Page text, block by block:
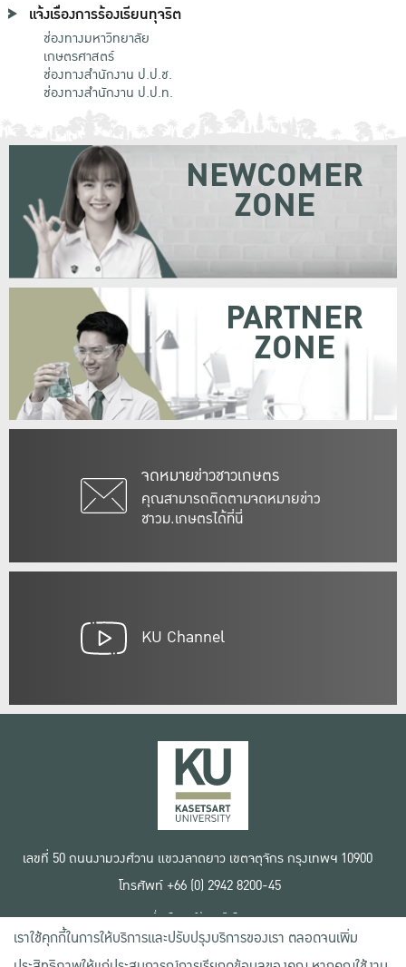
แจ้งเรื่องการร้องเรียนทุจริต
ช่องทางมหาวิทยาลัย
เกษตรศาสตร์
ช่องทางสำนักงาน ป.ป.ช.
ช่องทางสำนักงาน ป.ป.ท.
จดหมายข่าวชาวเกษตร
คุณสามารถติดตามจดหมายข่าว
ชาวม.เกษตรได้ที่นี่
NEWCOMER
ZONE
PARTNER
ZONE
KU Channel
เลขที่ 50 ถนนงามวงศ์วาน แขวงลาดยาว เขตจตุจักร กรุงเทพฯ 10900
โทรศัพท์ +66 (0) 2942 8200-45
เงื่อนไขการใช้งานเว็บไซต์
ข้อตกลงด้านสิทธิ์ใช้งาน
นโยบายความเป็นส่วนตัว
เราใช้คุกกี้ในการให้บริการและปรับปรุงบริการของเรา ตลอดจนเพิ่ม